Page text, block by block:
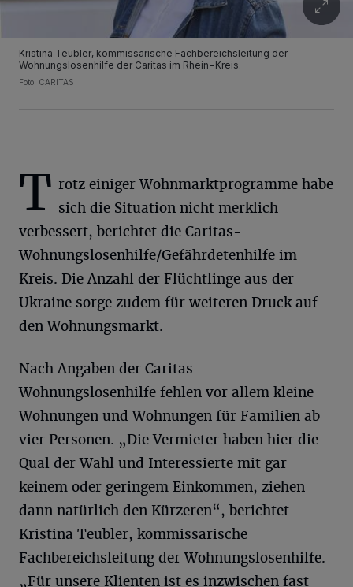
Kristina Teubler, kommissarische Fachbereichsleitung der
Wohnungslosenhilfe der Caritas im Rhein-Kreis.
Foto: CARITAS
T rotz einiger Wohnmarktprogramme habe
sich die Situation nicht merklich
verbessert, berichtet die Caritas-
Wohnungslosenhilfe/Gefährdetenhilfe im
Kreis. Die Anzahl der Flüchtlinge aus der
Ukraine sorge zudem für weiteren Druck auf
den Wohnungsmarkt.
Nach Angaben der Caritas-
Wohnungslosenhilfe fehlen vor allem kleine
Wohnungen und Wohnungen für Familien ab
vier Personen. „Die Vermieter haben hier die
Qual der Wahl und Interessierte mit gar
keinem oder geringem Einkommen, ziehen
dann natürlich den Kürzeren“, berichtet
Kristina Teubler, kommissarische
Fachbereichsleitung der Wohnungslosenhilfe.
„Für unsere Klienten ist es inzwischen fast